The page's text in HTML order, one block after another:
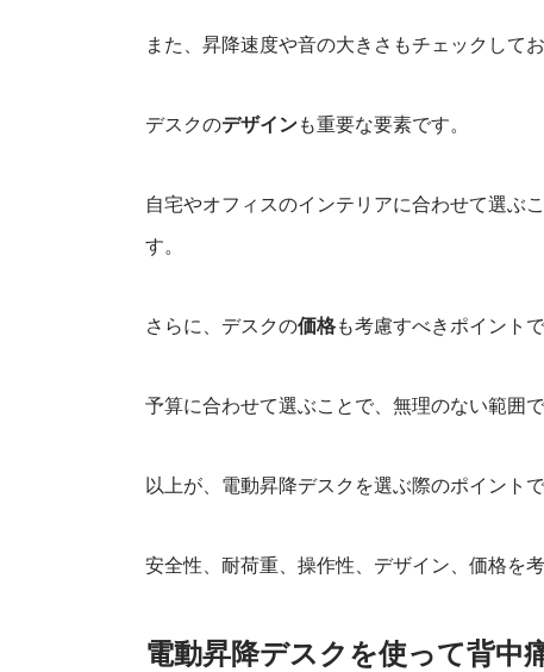
また、昇降速度や音の大きさもチェックしてお
デスクのデザインも重要な要素です。
自宅やオフィスのインテリアに合わせて選ぶ
す。
さらに、デスクの価格も考慮すべきポイントで
予算に合わせて選ぶことで、無理のない範囲
以上が、電動昇降デスクを選ぶ際のポイントで
安全性、耐荷重、操作性、デザイン、価格を
電動昇降デスクを使って背中